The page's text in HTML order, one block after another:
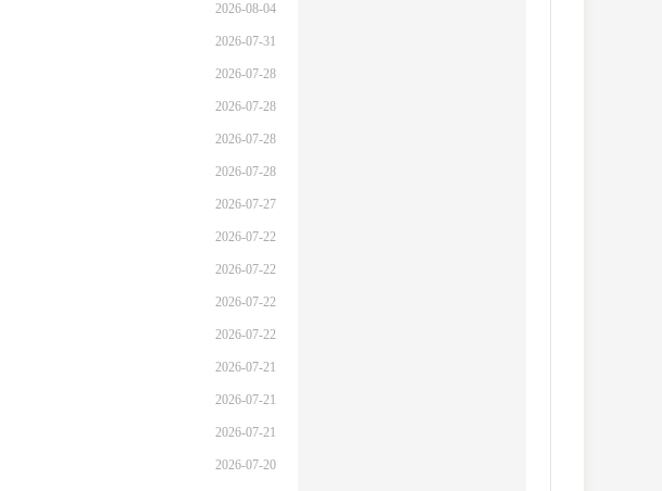
2026-08-04
2026-07-31
2026-07-28
2026-07-28
2026-07-28
2026-07-28
2026-07-27
2026-07-22
2026-07-22
2026-07-22
2026-07-22
2026-07-21
2026-07-21
2026-07-21
2026-07-20